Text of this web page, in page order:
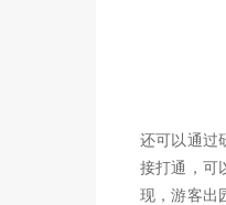
还可以通过
接打通，可
现，游客出